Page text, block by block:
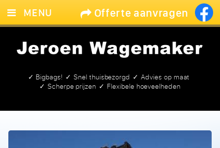
Offerte aanvragen
✓ Bigbags! ✓ Snel thuisbezorgd
✓ Advies op maat
✓ Scherpe prijzen
✓ Flexibele hoeveelheden
MENU
ZAND & GRIND
GROND